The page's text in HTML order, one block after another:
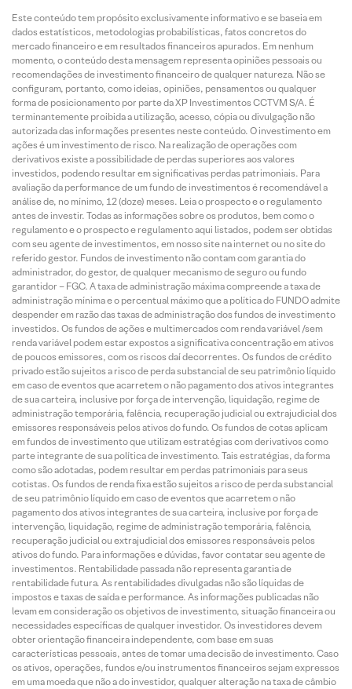
Este conteúdo tem propósito exclusivamente informativo e se baseia em
dados estatísticos, metodologias probabilísticas, fatos concretos do
mercado financeiro e em resultados financeiros apurados. Em nenhum
momento, o conteúdo desta mensagem representa opiniões pessoais ou
recomendações de investimento financeiro de qualquer natureza. Não se
configuram, portanto, como ideias, opiniões, pensamentos ou qualquer
forma de posicionamento por parte da XP Investimentos CCTVM S/A. É
terminantemente proibida a utilização, acesso, cópia ou divulgação não
autorizada das informações presentes neste conteúdo. O investimento em
ações é um investimento de risco. Na realização de operações com
derivativos existe a possibilidade de perdas superiores aos valores
investidos, podendo resultar em significativas perdas patrimoniais. Para
avaliação da performance de um fundo de investimentos é recomendável a
análise de, no mínimo, 12 (doze) meses. Leia o prospecto e o regulamento
antes de investir. Todas as informações sobre os produtos, bem como o
regulamento e o prospecto e regulamento aqui listados, podem ser obtidas
com seu agente de investimentos, em nosso site na internet ou no site do
referido gestor. Fundos de investimento não contam com garantia do
administrador, do gestor, de qualquer mecanismo de seguro ou fundo
garantidor – FGC. A taxa de administração máxima compreende a taxa de
administração mínima e o percentual máximo que a política do FUNDO admite
despender em razão das taxas de administração dos fundos de investimento
investidos. Os fundos de ações e multimercados com renda variável /sem
renda variável podem estar expostos a significativa concentração em ativos
de poucos emissores, com os riscos daí decorrentes. Os fundos de crédito
privado estão sujeitos a risco de perda substancial de seu patrimônio líquido
em caso de eventos que acarretem o não pagamento dos ativos integrantes
de sua carteira, inclusive por força de intervenção, liquidação, regime de
administração temporária, falência, recuperação judicial ou extrajudicial dos
emissores responsáveis pelos ativos do fundo. Os fundos de cotas aplicam
em fundos de investimento que utilizam estratégias com derivativos como
parte integrante de sua política de investimento. Tais estratégias, da forma
como são adotadas, podem resultar em perdas patrimoniais para seus
cotistas. Os fundos de renda fixa estão sujeitos a risco de perda substancial
de seu patrimônio líquido em caso de eventos que acarretem o não
pagamento dos ativos integrantes de sua carteira, inclusive por força de
intervenção, liquidação, regime de administração temporária, falência,
recuperação judicial ou extrajudicial dos emissores responsáveis pelos
ativos do fundo. Para informações e dúvidas, favor contatar seu agente de
investimentos. Rentabilidade passada não representa garantia de
rentabilidade futura. As rentabilidades divulgadas não são líquidas de
impostos e taxas de saída e performance. As informações publicadas não
levam em consideração os objetivos de investimento, situação financeira ou
necessidades específicas de qualquer investidor. Os investidores devem
obter orientação financeira independente, com base em suas
características pessoais, antes de tomar uma decisão de investimento. Caso
os ativos, operações, fundos e/ou instrumentos financeiros sejam expressos
em uma moeda que não a do investidor, qualquer alteração na taxa de câmbio